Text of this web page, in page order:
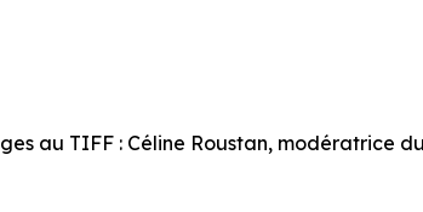
au TIFF : Céline Roustan, modératrice